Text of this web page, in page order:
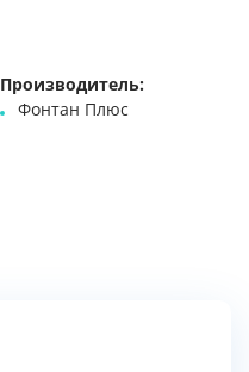
Производитель:
Фонтан Плюс